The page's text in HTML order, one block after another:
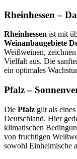
Rheinhessen –
Rheinhessen ist mit
Weinanbaugebiete
Weißweinen,
Vielfalt aus. Die
ein optimales
Pfalz –
Die Pfalz gilt als
Deutschland. Hier
klimatischen
von fruchtigen
sowohl Einheimische